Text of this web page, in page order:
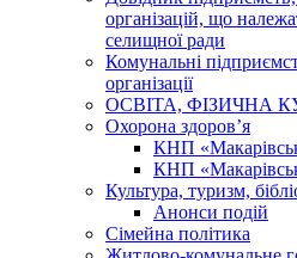
організацій, що
селищної ради
Комунальні
організації
ОСВІТА, ФІЗИЧНА
Охорона здоров’я
КНП
КНП
Культура, туризм,
Анонси подій
Сімейна політика